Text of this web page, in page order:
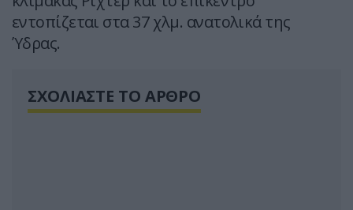
εντοπίζεται στα 37 χλμ. ανατολικά της
Ύδρας.
ΣΧΟΛΙΑΣΤΕ ΤΟ ΑΡΘΡΟ